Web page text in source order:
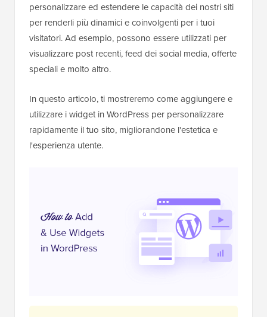
personalizzare ed estendere le capacità dei nostri siti
per renderli più dinamici e coinvolgenti per i tuoi
visitatori. Ad esempio, possono essere utilizzati per
visualizzare post recenti, feed dei social media, offerte
speciali e molto altro.
In questo articolo, ti mostreremo come aggiungere e
utilizzare i widget in WordPress per personalizzare
rapidamente il tuo sito, migliorandone l'estetica e
l'esperienza utente.